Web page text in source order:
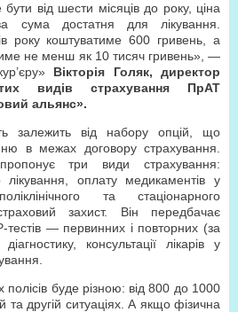
від шести місяців до року, ціна
сума достатня для лікування.
року коштуватиме 600 гривень, а
не менш як 10 тисяч гривень», —
Вікторія Голяк, директор
видів страхування ПрАТ
альянс».
залежить від набору опцій, що
в межах договору страхування.
три види страхування:
лікування, оплату медикаментів у
та стаціонарного
захист. Він передбачає
тестів — первинних і повторних (за
консультації лікарів у
буде різною: від 800 до 1000
та другій ситуаціях. А якщо фізична